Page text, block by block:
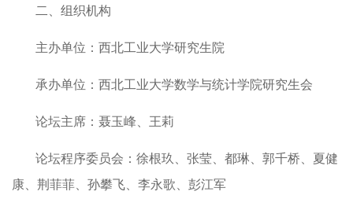
二、组织机构
主办单位：西北工业大学研究生院
承办单位：西北工业大学数学与统计学院研究生会
论坛主席：聂玉峰、王莉
论坛程序委员会：徐根玖、张莹、都琳、郭千桥、夏健
康、荆菲菲、孙攀飞、李永歌、彭江军